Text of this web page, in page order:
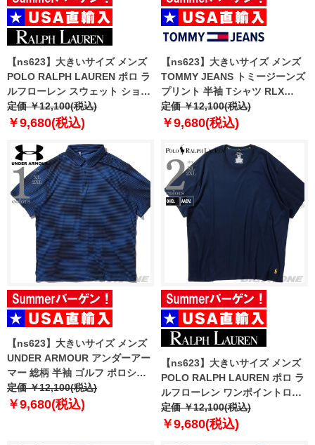
【ns623】大きいサイズ メンズ
POLO RALPH LAUREN ポロ ラ
ルフローレン スウェット ショー
ツ ショートパンツ ハーフパンツ
USA直輸入 plctsr
定価 ￥12,100(税込)
￥9,680(税込)
【ns623】大きいサイズ メンズ
TOMMY JEANS トミージーンズ
プリント 半袖 Tシャツ RLX
VARSITY TIGER TEE USA直輸
入 dm0dm21191
定価 ￥12,100(税込)
￥9,680(税込)
【ns623】大きいサイズ メンズ
UNDER ARMOUR アンダーアー
マー 総柄 半袖 ゴルフ ポロシャ
ツ USA直輸入 um0993-1139
定価 ￥12,100(税込)
￥9,680(税込)
【ns623】大きいサイズ メンズ
POLO RALPH LAUREN ポロ ラ
ルフローレン ワンポイントロゴ
半袖 Tシャツ USA直輸入 plctcr
定価 ￥12,100(税込)
￥9,680(税込)